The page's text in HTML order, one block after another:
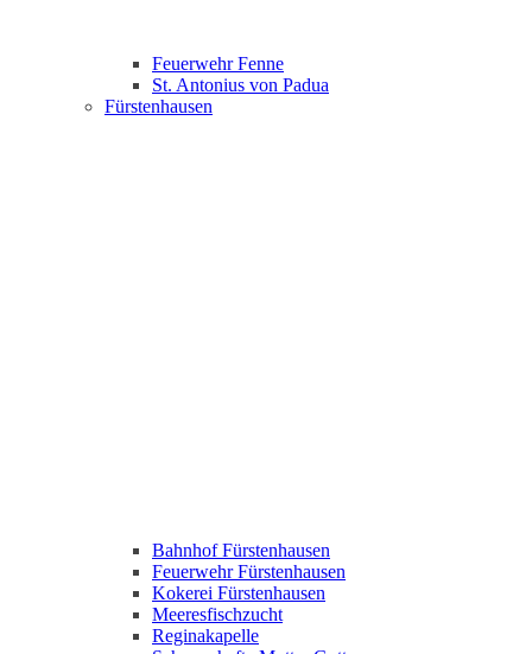
Feuerwehr Fenne
St. Antonius von Padua
Fürstenhausen
Bahnhof Fürstenhausen
Feuerwehr Fürstenhausen
Kokerei Fürstenhausen
Meeresfischzucht
Reginakapelle